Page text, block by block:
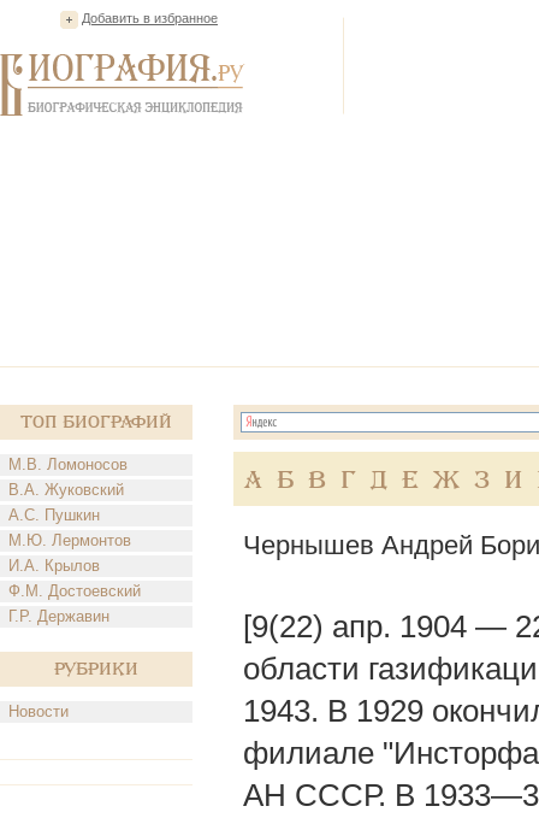
Добавить в избранное
Топ Биографий
М.В. Ломоносов
В.А. Жуковский
А.С. Пушкин
М.Ю. Лермонтов
И.А. Крылов
Ф.М. Достоевский
Г.Р. Державин
Рубрики
Новости
А Б В Г Д Е Ж З И
Чернышев Андрей
[9(22) апр. 1904 —
области
1943. В 1929
филиале
АН СССР. В